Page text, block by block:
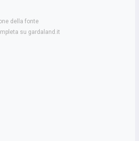
della fonte
su gardaland.it